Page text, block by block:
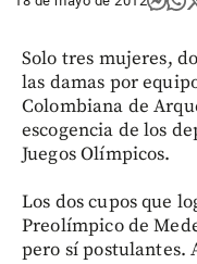
Solo tres mujeres,
las damas por
Colombiana de
escogencia de los
Juegos Olímpicos.
Los dos cupos que
Preolímpico de
pero sí postulantes.